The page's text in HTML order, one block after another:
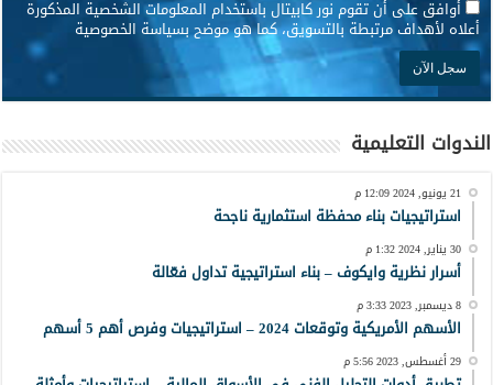
* أوافق على أن تقوم نور كابيتال باستخدام المعلومات الشخصية المذكورة
أعلاه لأهداف مرتبطة بالتسويق، كما هو موضح بسياسة الخصوصية
الندوات التعليمية
21 يونيو, 2024 12:09 م
استراتيجيات بناء محفظة استثمارية ناجحة
30 يناير, 2024 1:32 م
أسرار نظرية وايكوف – بناء استراتيجية تداول فعّالة
8 ديسمبر, 2023 3:33 م
الأسهم الأمريكية وتوقعات 2024 – استراتيجيات وفرص أهم 5 أسهم
29 أغسطس, 2023 5:56 م